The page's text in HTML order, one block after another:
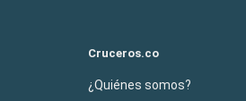
Cruceros.co
¿Quiénes somos?